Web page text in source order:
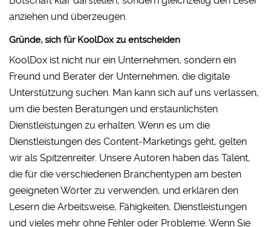
anziehen und überzeugen.
Gründe, sich für KoolDox zu entscheiden
KoolDox ist nicht nur ein Unternehmen, sondern ein
Freund und Berater der Unternehmen, die digitale
Unterstützung suchen. Man kann sich auf uns verlassen,
um die besten Beratungen und erstaunlichsten
Dienstleistungen zu erhalten. Wenn es um die
Dienstleistungen des Content-Marketings geht, gelten
wir als Spitzenreiter. Unsere Autoren haben das Talent,
die für die verschiedenen Branchentypen am besten
geeigneten Wörter zu verwenden, und erklären den
Lesern die Arbeitsweise, Fähigkeiten, Dienstleistungen
und vieles mehr ohne Fehler oder Probleme. Wenn Sie